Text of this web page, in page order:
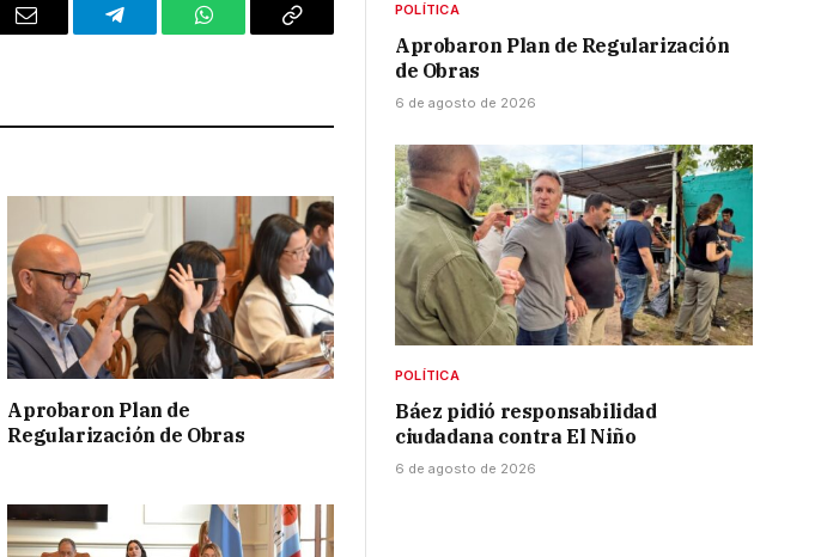
Email Telegram WhatsAppCopy
Aprobaron Plan de
Regularización de Obras
POLÍTICA
Aprobaron Plan de Regularización
de Obras
6 de agosto de 2026
POLÍTICA
Báez pidió responsabilidad
ciudadana contra El Niño
6 de agosto de 2026